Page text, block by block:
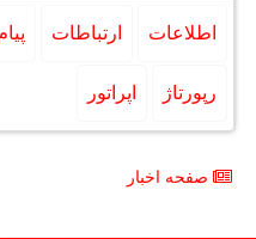
اطلاعات ارتباطات
رپورتاژ اپراتور
صفحه اخبار